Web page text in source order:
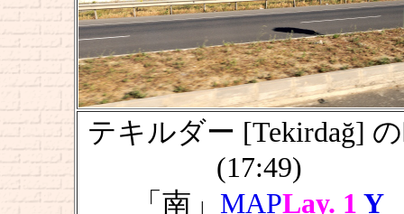
テキルダー [Tekirdağ]
(17:49)
「南」 MAPLay. 1 Y